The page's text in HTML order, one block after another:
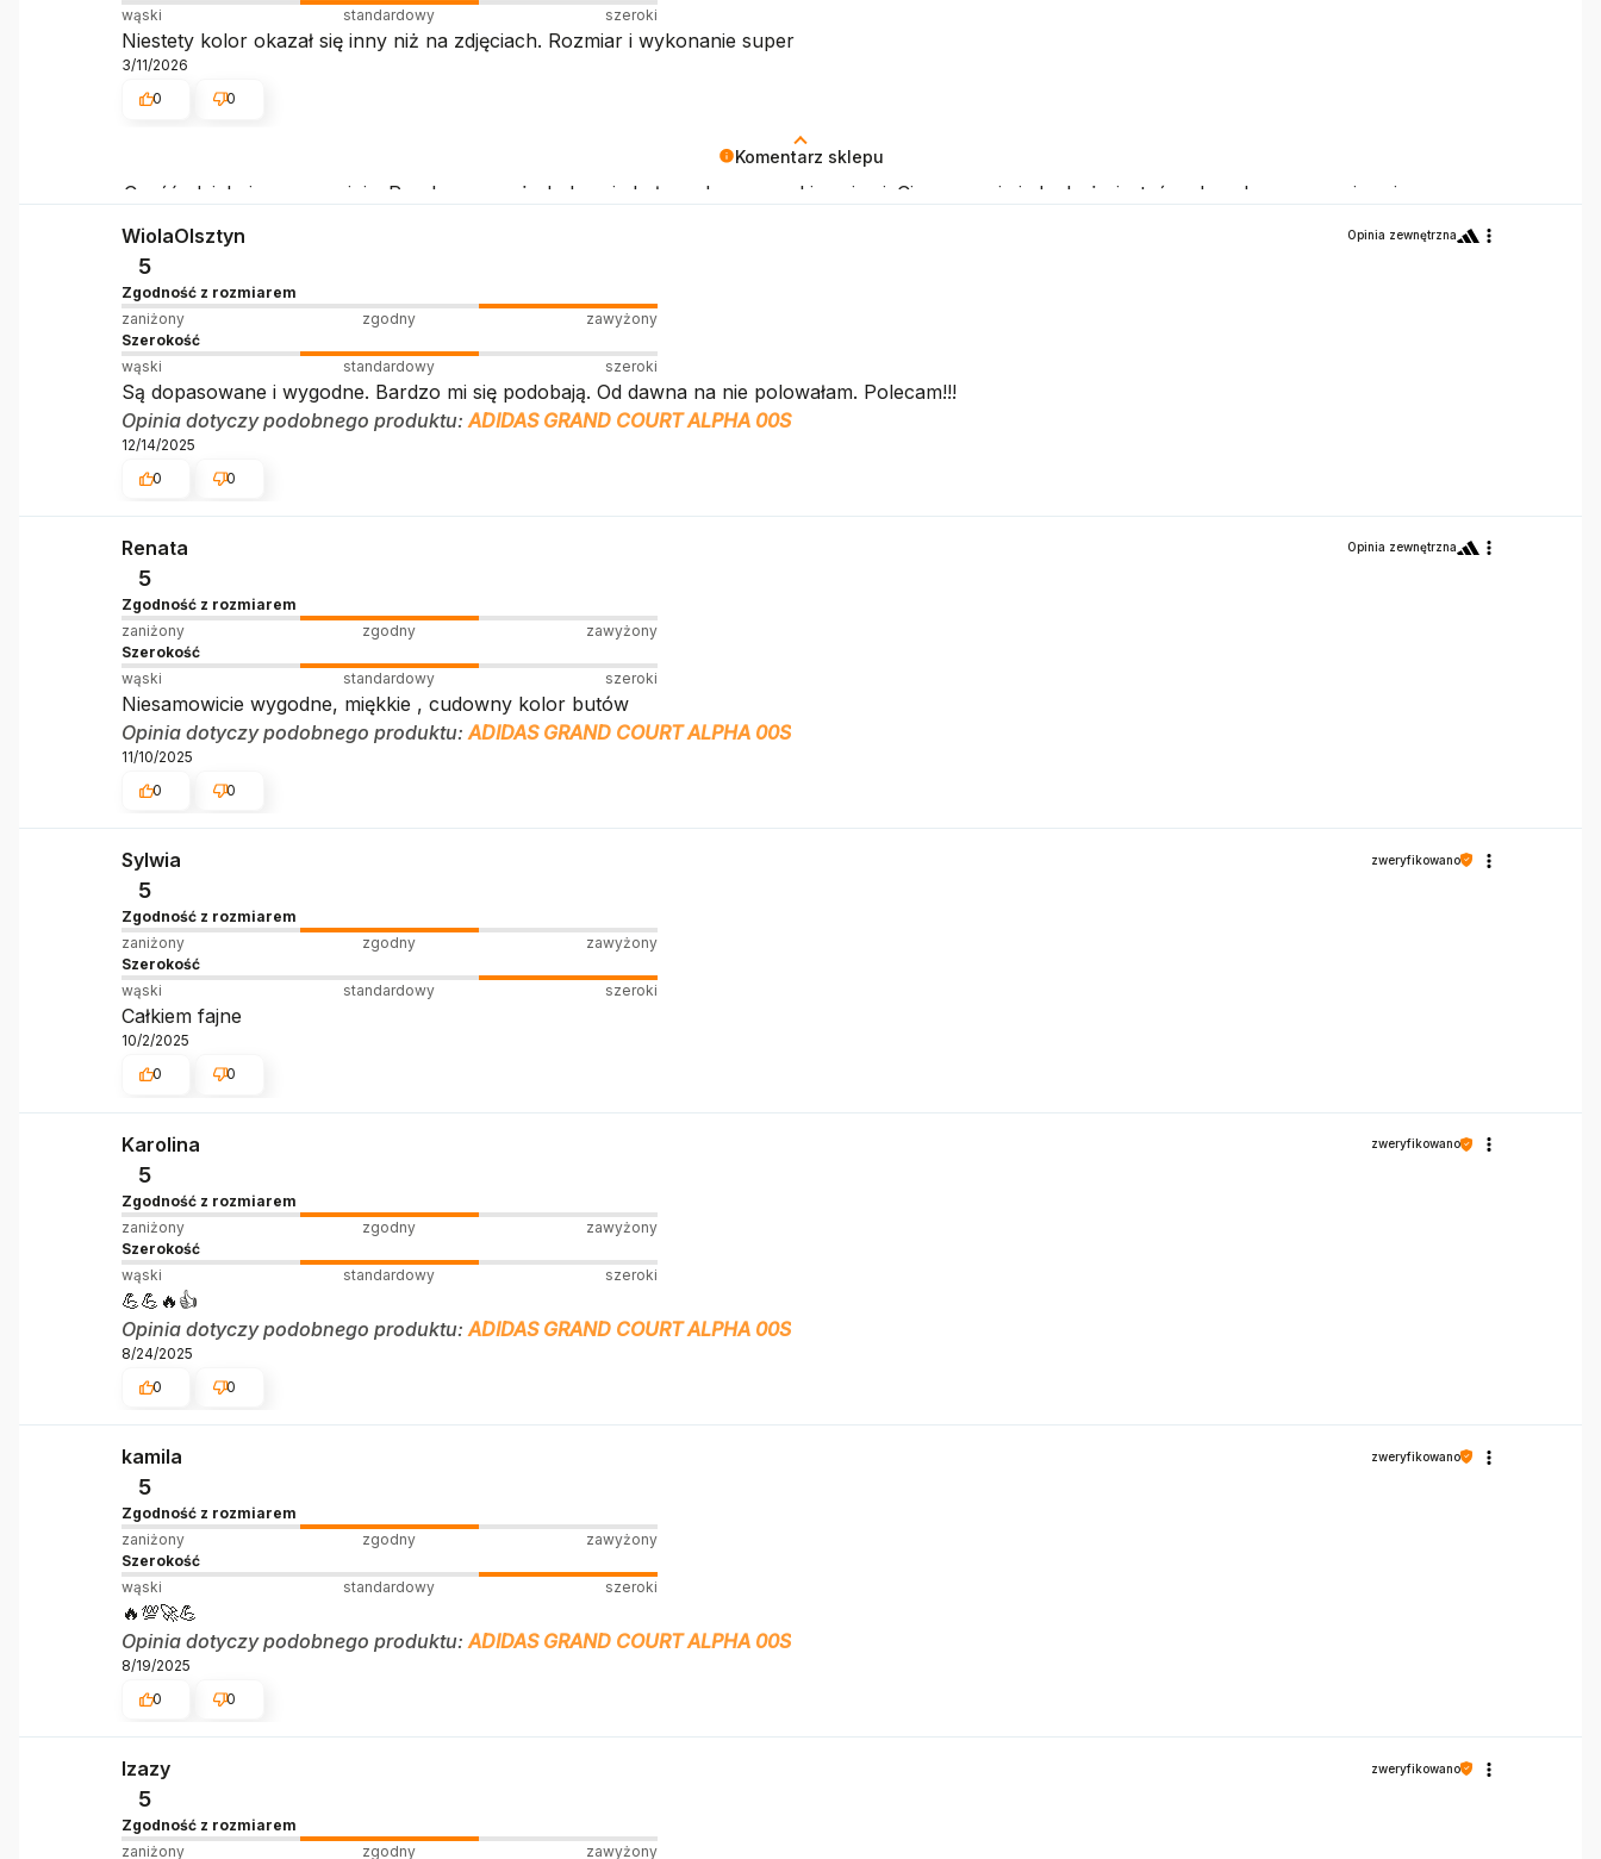
Komentarz sklepu
Cześć, dziękujemy za opinię. Przykro nam, że kolor nie był zgodny z oczekiwaniami. Cieszymy się jednak, że jesteś zadowolona z rozmiaru i
wąski
standardowy szeroki
Niestety kolor okazał się inny niż na zdjęciach. Rozmiar i wykonanie super
3/11/2026
0
0
WiolaOlsztyn Opinia zewnętrzna
5
Zgodność z rozmiarem
zaniżony
zgodny
zawyżony
Szerokość
wąski
standardowy szeroki
Są dopasowane i wygodne. Bardzo mi się podobają. Od dawna na nie polowałam. Polecam!!!
Opinia dotyczy podobnego produktu: ADIDAS GRAND COURT ALPHA 00S
12/14/2025
0
0
Renata Opinia zewnętrzna
5
Zgodność z rozmiarem
zaniżony
zgodny
zawyżony
Szerokość
wąski
standardowy szeroki
Niesamowicie wygodne, miękkie , cudowny kolor butów
Opinia dotyczy podobnego produktu: ADIDAS GRAND COURT ALPHA 00S
11/10/2025
0
0
Sylwia zweryfikowano
5
Zgodność z rozmiarem
zaniżony
zgodny
zawyżony
Szerokość
wąski
standardowy szeroki
Całkiem fajne
10/2/2025
0
0
Karolina zweryfikowano
5
Zgodność z rozmiarem
zaniżony
zgodny
zawyżony
Szerokość
wąski
standardowy szeroki
💪💪🔥👍️
Opinia dotyczy podobnego produktu: ADIDAS GRAND COURT ALPHA 00S
8/24/2025
0
0
kamila zweryfikowano
5
Zgodność z rozmiarem
zaniżony
zgodny
zawyżony
Szerokość
wąski
standardowy szeroki
🔥💯🚀💪
Opinia dotyczy podobnego produktu:ADIDAS GRAND COURT ALPHA 00S
8/19/2025
0
0
Izazy zweryfikowano
5
Zgodność z rozmiarem
zaniżony
zgodny zawyżony